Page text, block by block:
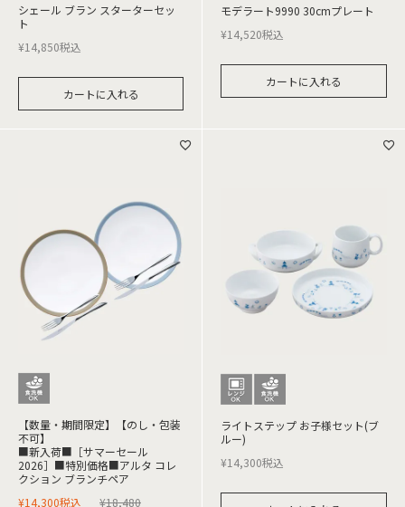
シェール ブラン スターターセッ
ト
¥14,850税込
カートに入れる
モデラート9990 30cmプレート
¥14,520税込
カートに入れる
【数量・期間限定】【のし・包装
不可】
■新入荷■［サマーセール
2026］■特別価格■アルタ コレ
クション ブランチペア
¥18,480
¥14,300税込
ライトステップ お子様セット(ブ
ルー)
¥14,300税込